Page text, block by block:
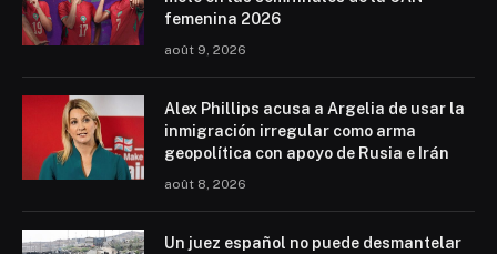
femenina 2026
août 9, 2026
Alex Phillips acusa a Argelia de usar la
inmigración irregular como arma
geopolítica con apoyo de Rusia e Irán
août 8, 2026
Un juez español no puede desmantelar